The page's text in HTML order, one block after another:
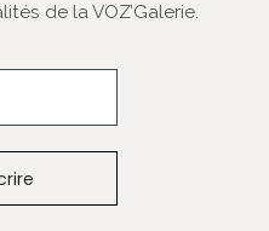
de la VOZ’Galerie.